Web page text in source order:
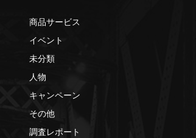
商品サービス
イベント
未分類
人物
キャンペーン
その他
調査レポート